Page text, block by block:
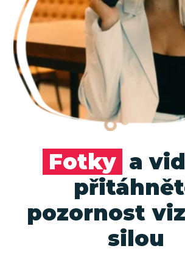
Fotky a
pozornost
silou